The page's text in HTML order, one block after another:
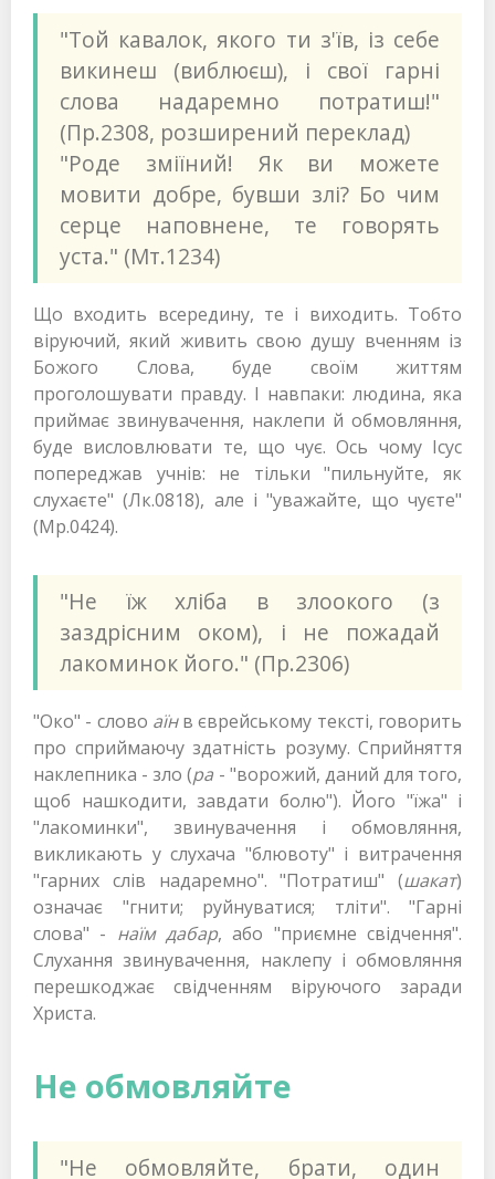
"Той кавалок, якого ти з'їв, із себе
викинеш (виблюєш), і свої гарні
слова надаремно потратиш!"
(Пр.2308, розширений переклад)
"Роде зміїний! Як ви можете
мовити добре, бувши злі? Бо чим
серце наповнене, те говорять
уста." (Мт.1234)
Що входить всередину, те і виходить. Тобто
віруючий, який живить свою душу вченням із
Божого Слова, буде своїм життям
проголошувати правду. І навпаки: людина, яка
приймає звинувачення, наклепи й обмовляння,
буде висловлювати те, що чує. Ось чому Ісус
попереджав учнів: не тільки "пильнуйте, як
слухаєте" (Лк.0818), але і "уважайте, що чуєте"
(Мр.0424).
"Не їж хліба в злоокого (з
заздрісним оком), і не пожадай
лакоминок його." (Пр.2306)
"Око" - слово аїнв єврейському тексті, говорить
про сприймаючу здатність розуму. Сприйняття
наклепника - зло (ра - "ворожий, даний для того,
щоб нашкодити, завдати болю"). Його "їжа" і
"лакоминки", звинувачення і обмовляння,
викликають у слухача "блювоту" і витрачення
"гарних слів надаремно". "Потратиш" (шакат)
означає "гнити; руйнуватися; тліти". "Гарні
слова" - наїм дабар, або "приємне свідчення".
Слухання звинувачення, наклепу і обмовляння
перешкоджає свідченням віруючого заради
Христа.
Не обмовляйте
"Не обмовляйте, брати, один